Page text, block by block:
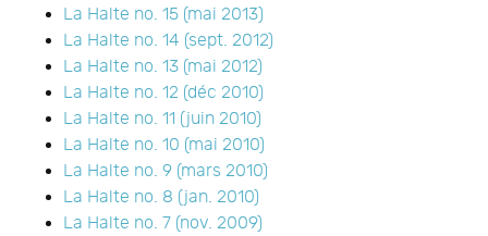
La Halte no. 15 (mai 2013)
La Halte no. 14 (sept. 2012)
La Halte no. 13 (mai 2012)
La Halte no. 12 (déc 2010)
La Halte no. 11 (juin 2010)
La Halte no. 10 (mai 2010)
La Halte no. 9 (mars 2010)
La Halte no. 8 (jan. 2010)
La Halte no. 7 (nov. 2009)